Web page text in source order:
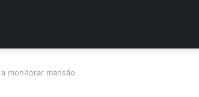
monitorar mansão